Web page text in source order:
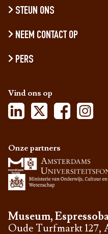
STEUN ONS
NEEM CONTACT OP
PERS
Vind ons op
Museum,
Oude Turfmarkt 127,
Onze partners